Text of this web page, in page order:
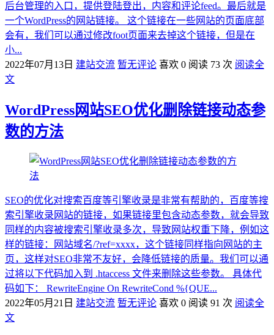
后台管理的入口，提供登陆登出，内容和评论feed。最后就是
一个WordPress的网站链接。 这个链接在一些网站的页面底部
会有，我们可以通过修改foot页面来去掉这个链接，但是在
小...
2022年07月13日 建站交流 暂无评论 喜欢 0 阅读 73 次 阅读全
文
WordPress网站SEO优化删除链接动态参
数的方法
SEO的优化对搜索百度等引擎收录是非常有帮助的，百度等搜
索引擎收录网站的链接，如果链接里包含动态参数，就会导致
同样的内容被搜索引擎收录多次，导致网站权重下降，例如这
样的链接：网站域名/?ref=xxxx，这个链接同样指向网站的主
页，这样对SEO非常不友好，会降低链接的质量。我们可以通
过将以下代码加入到 .htaccess 文件来删除这些参数。 具体代
码如下： RewriteEngine On RewriteCond %{QUE...
2022年05月21日 建站交流 暂无评论 喜欢 0 阅读 91 次 阅读全
文